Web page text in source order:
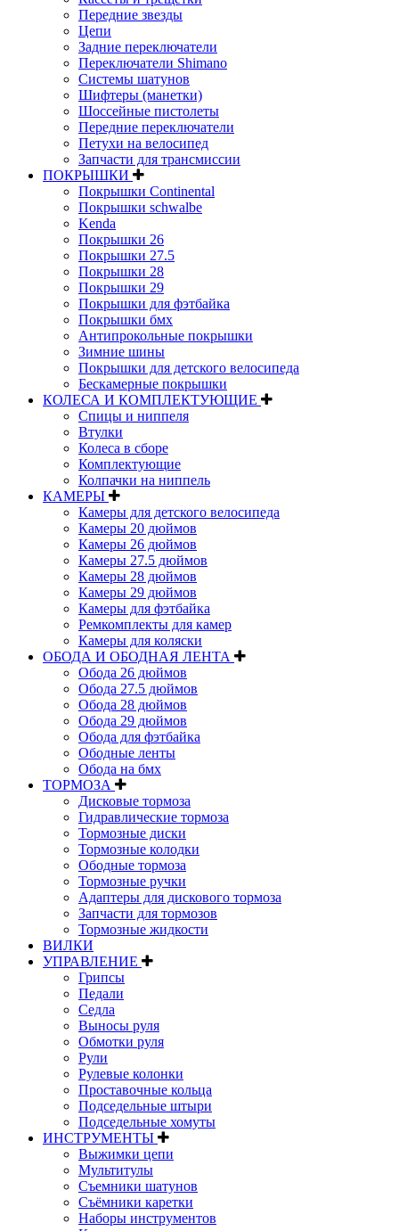
Передние звезды
Цепи
Задние переключатели
Переключатели Shimano
Системы шатунов
Шифтеры (манетки)
Шоссейные пистолеты
Передние переключатели
Петухи на велосипед
Запчасти для трансмиссии
ПОКРЫШКИ
Покрышки Continental
Покрышки schwalbe
Kenda
Покрышки 26
Покрышки 27.5
Покрышки 28
Покрышки 29
Покрышки для фэтбайка
Покрышки бмх
Антипрокольные покрышки
Зимние шины
Покрышки для детского велосипеда
Бескамерные покрышки
КОЛЕСА И КОМПЛЕКТУЮЩИЕ
Спицы и ниппеля
Втулки
Колеса в сборе
Комплектующие
Колпачки на ниппель
КАМЕРЫ
Камеры для детского велосипеда
Камеры 20 дюймов
Камеры 26 дюймов
Камеры 27.5 дюймов
Камеры 28 дюймов
Камеры 29 дюймов
Камеры для фэтбайка
Ремкомплекты для камер
Камеры для коляски
ОБОДА И ОБОДНАЯ ЛЕНТА
Обода 26 дюймов
Обода 27.5 дюймов
Обода 28 дюймов
Обода 29 дюймов
Обода для фэтбайка
Ободные ленты
Обода на бмх
ТОРМОЗА
Дисковые тормоза
Гидравлические тормоза
Тормозные диски
Тормозные колодки
Ободные тормоза
Тормозные ручки
Адаптеры для дискового тормоза
Запчасти для тормозов
Тормозные жидкости
ВИЛКИ
УПРАВЛЕНИЕ
Грипсы
Педали
Седла
Выносы руля
Обмотки руля
Рули
Рулевые колонки
Проставочные кольца
Подседельные штыри
Подседельные хомуты
ИНСТРУМЕНТЫ
Выжимки цепи
Мультитулы
Съемники шатунов
Съёмники каретки
Наборы инструментов